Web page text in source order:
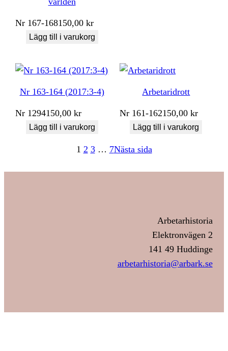
Nr 167-168150,00kr
Lägg till i varukorg
Nr 163-164 (2017:3-4)
Nr 1294150,00kr
Lägg till i varukorg
Arbetaridrott
Nr 161-162150,00kr
Lägg till i varukorg
1 2 3 … 7Nästa sida
Arbetarhistoria
Elektronvägen 2
141 49 Huddinge
arbetarhistoria@arbark.se